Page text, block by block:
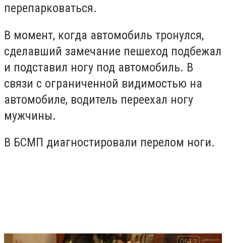
перепарковаться.
В момент, когда автомобиль тронулся,
сделавший замечание пешеход подбежал
и подставил ногу под автомобиль. В
связи с ограниченной видимостью на
автомобиле, водитель переехал ногу
мужчины.
В БСМП диагностировали перелом ноги.